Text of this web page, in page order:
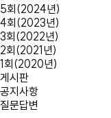
5회(2024년)
4회(2023년)
3회(2022년)
2회(2021년)
1회(2020년)
게시판
공지사항
질문답변